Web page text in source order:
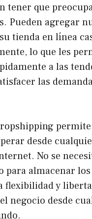
tener que
Pueden agregar
tienda en línea
lo que les
a las
las
desde
No se
para almacenar
flexibilidad y
negocio desde